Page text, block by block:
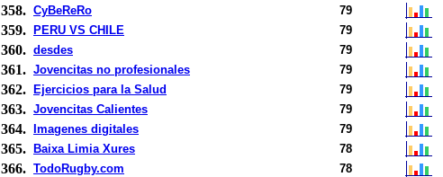
358. CyBeReRo 79
359. PERU VS CHILE 79
360. desdes 79
361. Jovencitas no profesionales 79
362. Ejercicios para la Salud 79
363. Jovencitas Calientes 79
364. Imagenes digitales 79
365. Baixa Limia Xures 78
366. TodoRugby.com 78